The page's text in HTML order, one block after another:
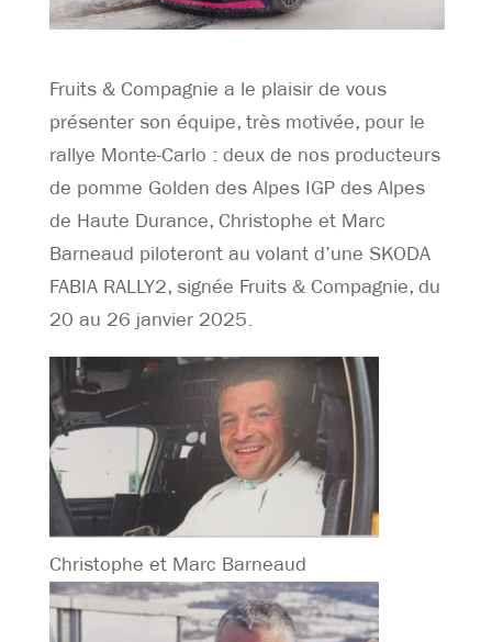
Fruits & Compagnie a le plaisir de vous
présenter son équipe, très motivée, pour le
rallye Monte-Carlo : deux de nos producteurs
de pomme Golden des Alpes IGP des Alpes
de Haute Durance, Christophe et Marc
Barneaud piloteront au volant d’une SKODA
FABIA RALLY2, signée Fruits & Compagnie, du
20 au 26 janvier 2025.
Christophe et Marc Barneaud